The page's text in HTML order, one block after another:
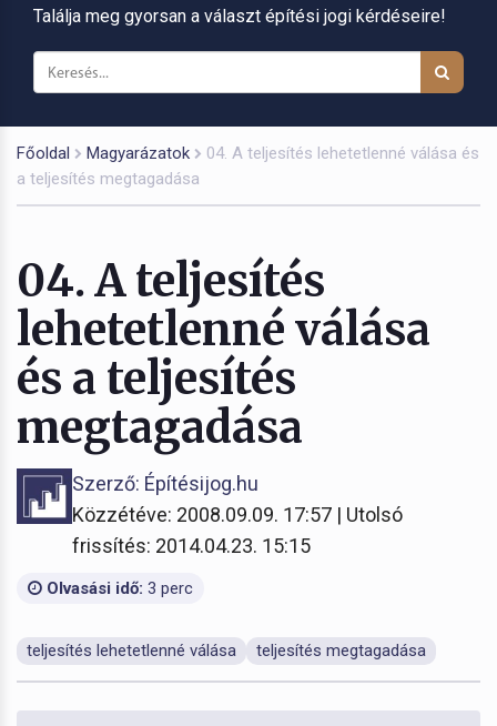
Találja meg gyorsan a választ építési jogi kérdéseire!
Főoldal Magyarázatok
04. A teljesítés lehetetlenné válása és
a teljesítés megtagadása
04. A teljesítés
lehetetlenné válása
és a teljesítés
megtagadása
Szerző: Építésijog.hu
Közzétéve: 2008.09.09. 17:57 | Utolsó
frissítés: 2014.04.23. 15:15
Olvasási idő: 3 perc
teljesítés lehetetlenné válása teljesítés megtagadása